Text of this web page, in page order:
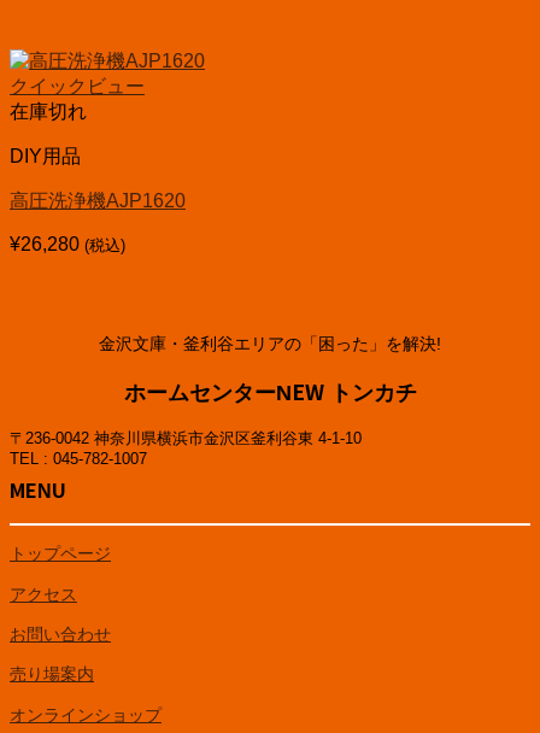
クイックビュー
在庫切れ
DIY用品
高圧洗浄機AJP1620
¥26,280 (税込)
金沢文庫・釜利谷エリアの「困った」を解決!
ホームセンターNEW トンカチ
〒236-0042 神奈川県横浜市金沢区釜利谷東 4-1-10
TEL : 045-782-1007
MENU
トップページ
アクセス
お問い合わせ
売り場案内
オンラインショップ